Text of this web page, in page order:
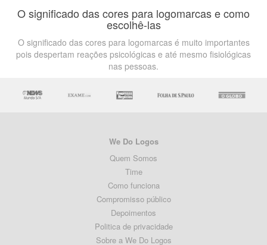
O significado das cores para logomarcas e como
escolhê-las
O significado das cores para logomarcas é muito importantes
pois despertam reações psicológicas e até mesmo fisiológicas
nas pessoas.
We Do Logos
Quem Somos
Time
Como funciona
Compromisso público
Depoimentos
Politica de privacidade
Sobre a We Do Logos